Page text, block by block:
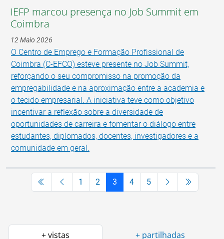
IEFP marcou presença no Job Summit em
Coimbra
12 Maio 2026
O Centro de Emprego e Formação Profissional de
Coimbra (C-EFCO) esteve presente no Job Summit,
reforçando o seu compromisso na promoção da
empregabilidade e na aproximação entre a academia e
o tecido empresarial. A iniciativa teve como objetivo
incentivar a reflexão sobre a diversidade de
oportunidades de carreira e fomentar o diálogo entre
estudantes, diplomados, docentes, investigadores e a
comunidade em geral.
1 2 3 4 5
+ vistas + partilhadas